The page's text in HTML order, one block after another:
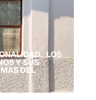
LOS
Y SUS
DEL